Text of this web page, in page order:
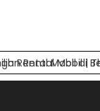
Rental Mobil |
Rental Mobil di